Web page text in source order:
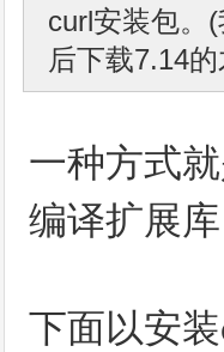
curl安装包。
后下载7.14
一种方式
编译扩展
下面以安